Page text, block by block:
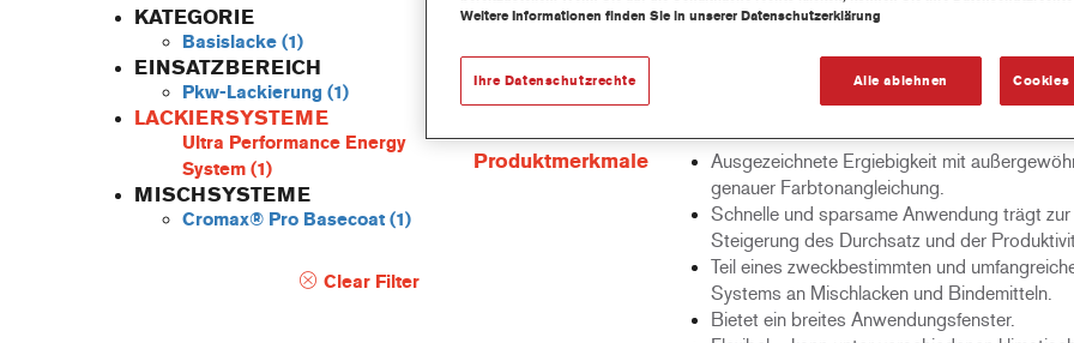
KATEGORIE
Basislacke (1)
EINSATZBEREICH
Pkw-Lackierung (1)
LACKIERSYSTEME
Ultra Performance Energy
System (1)
MISCHSYSTEME
Cromax® Pro Basecoat (1)
Clear Filter
Produktmerkmale
Ausgezeichnete Ergiebigkeit mit
genauer Farbtonangleichung.
Schnelle und sparsame Anwendung trägt zur
Steigerung des Durchsatz und der
Teil eines zweckbestimmten und
Systems an Mischlacken und Bindemitteln.
Bietet ein breites Anwendungsfenster.
Weitere Informationen finden Sie in unserer Datenschutzerklärung
Alle ablehnen Cookies
Ihre Datenschutzrechte